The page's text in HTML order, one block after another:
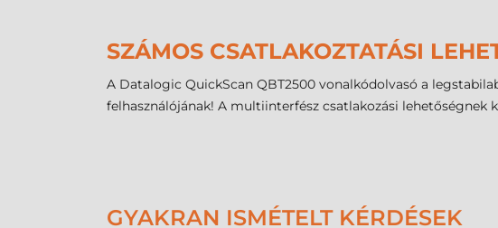
SZÁMOS CSATLAKOZTATÁSI
A Datalogic QuickScan QBT2500 vonalkódolvasó a
felhasználójának! A multiinterfész csatlakozási lehetőségnek
GYAKRAN ISMÉTELT KÉRDÉSEK